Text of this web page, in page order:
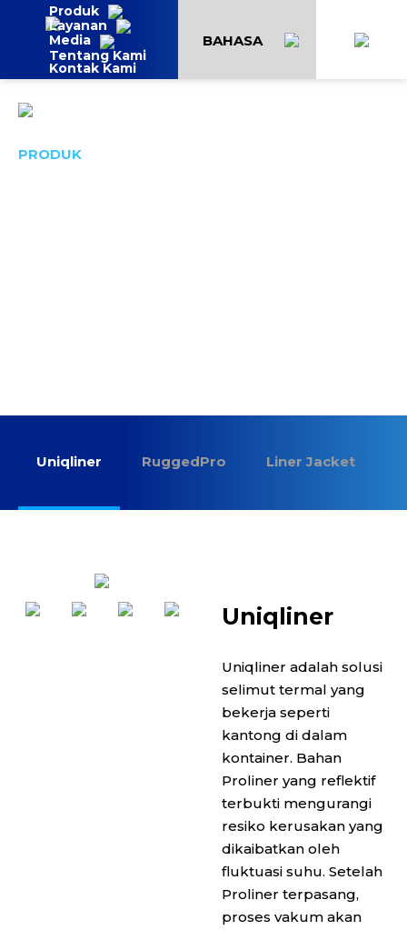
Produk
Layanan
Media
Tentang Kami
Kontak Kami
BAHASA
PRODUK
Uniqliner RuggedPro Liner Jacket
Uniqliner
Uniqliner adalah solusi
selimut termal yang
bekerja seperti
kantong di dalam
kontainer. Bahan
Proliner yang reflektif
terbukti mengurangi
resiko kerusakan yang
dikaibatkan oleh
fluktuasi suhu. Setelah
Proliner terpasang,
proses vakum akan